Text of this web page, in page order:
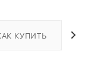
КУПИТЬ